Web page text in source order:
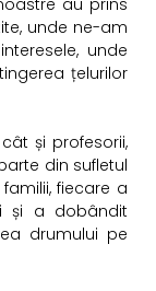
au prins
unde ne-am
unde
țelurilor
și profesorii,
din sufletul
fiecare a
și a dobândit
drumului pe